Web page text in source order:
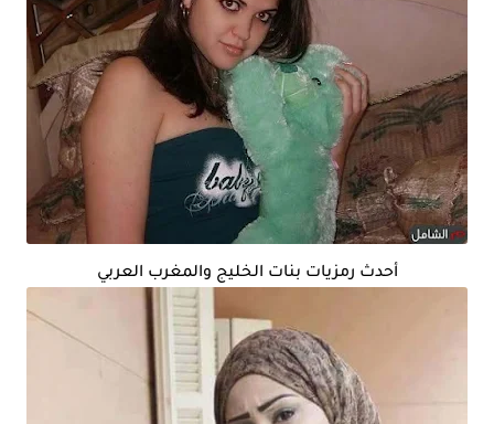
أحدث رمزيات بنات الخليج والمغرب العربي